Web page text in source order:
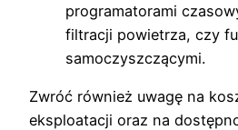
programatorami
filtracji powietrza, czy
samoczyszczącymi.
Zwróć również uwagę na
eksploatacji oraz na